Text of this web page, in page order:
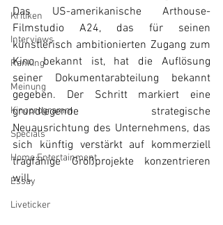
Kritiken
Interviews
Ranking
Meinung
Kinoprogramm
Specials
Home Entertainment
Essay
Liveticker
Das US-amerikanische Arthouse-
Filmstudio A24, das für seinen
künstlerisch ambitionierten Zugang zum
Kino bekannt ist, hat die Auflösung
seiner Dokumentarabteilung bekannt
gegeben. Der Schritt markiert eine
grundlegende strategische
Neuausrichtung des Unternehmens, das
sich künftig verstärkt auf kommerziell
tragfähige Großprojekte konzentrieren
will.